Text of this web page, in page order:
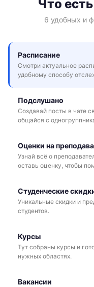
Что
6 удобных и
Расписание
Смотри актуальное
удобному способу
Подслушано
Создавай посты в чате
общайся с
Оценки на
Узнай всё о
оставь оценку, чтобы
Студенческие
Уникальные скидки и
студентов.
Курсы
Тут собраны курсы и
нужных областях.
Вакансии